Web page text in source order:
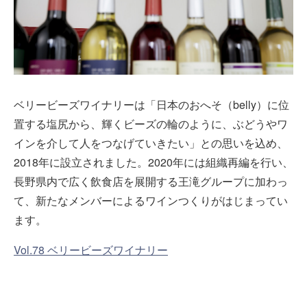
ベリービーズワイナリーは「日本のおへそ（belly）に位
置する塩尻から、輝くビーズの輪のように、ぶどうやワ
インを介して人をつなげていきたい」との思いを込め、
2018年に設立されました。2020年には組織再編を行い、
長野県内で広く飲食店を展開する王滝グループに加わっ
て、新たなメンバーによるワインつくりがはじまってい
ます。
Vol.78 ベリービーズワイナリー